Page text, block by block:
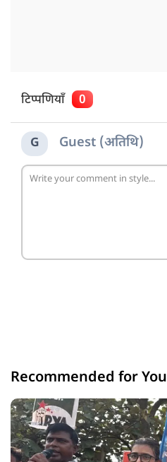
टिप्पणियाँ 0
G Guest (अतिथि)
Recommended for You